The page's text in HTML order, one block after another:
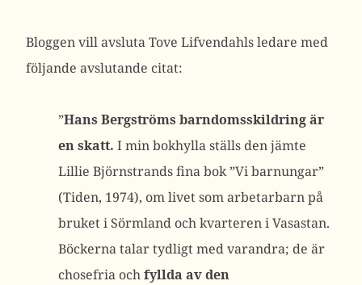
Bloggen vill avsluta Tove Lifvendahls ledare med
följande avslutande citat:
”Hans Bergströms barndomsskildring är
en skatt. I min bokhylla ställs den jämte
Lillie Björnstrands fina bok ”Vi barnungar”
(Tiden, 1974), om livet som arbetarbarn på
bruket i Sörmland och kvarteren i Vasastan.
Böckerna talar tydligt med varandra; de är
chosefria ochfyllda av den